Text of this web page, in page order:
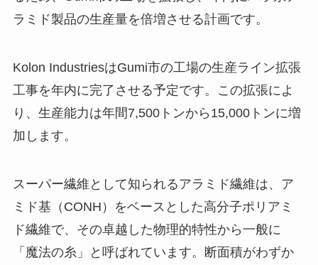
ラミド製品の生産量を倍増させる計画です。
Kolon IndustriesはGumi市の工場の生産ライン拡張
工事を年内に完了させる予定です。この拡張によ
り、生産能力は年間7,500トンから15,000トンに増
加します。
スーパー繊維として知られるアラミド繊維は、ア
ミド基（CONH）をベースとした高分子ポリアミ
ド繊維で、その卓越した物理的特性から一般に
「魔法の糸」と呼ばれています。断面積がわずか